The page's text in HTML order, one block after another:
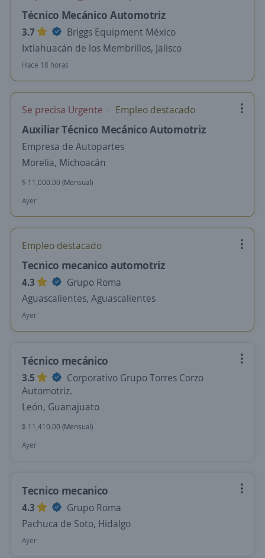
Técnico Mecánico Automotriz
3.7
Briggs Equipment México
Ixtlahuacán de los Membrillos, Jalisco
Hace 18 horas
Se precisa Urgente Empleo destacado
Auxiliar Técnico Mecánico Automotriz
Empresa de Autopartes
Morelia, Michoacán
$ 11,000.00 (Mensual)
Ayer
Empleo destacado
Tecnico mecanico automotriz
4.3
Grupo Roma
Aguascalientes, Aguascalientes
Ayer
Técnico mecánico
3.5
Corporativo Grupo Torres Corzo
Automotriz.
León, Guanajuato
$ 11,410.00 (Mensual)
Ayer
Tecnico mecanico
4.3
Grupo Roma
Pachuca de Soto, Hidalgo
Ayer